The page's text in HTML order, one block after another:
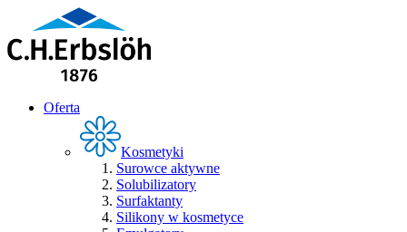
Oferta
Kosmetyki
Surowce aktywne
Solubilizatory
Surfaktanty
Silikony w kosmetyce